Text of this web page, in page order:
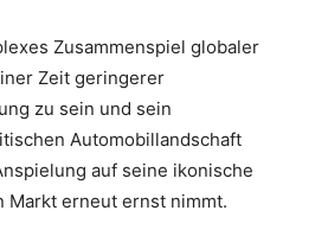
Zusammenspiel globaler
Zeit geringerer
zu sein und sein
Automobillandschaft
auf seine ikonische
Markt erneut ernst nimmt.